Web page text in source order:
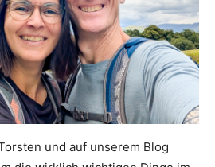
und auf unserem Blog